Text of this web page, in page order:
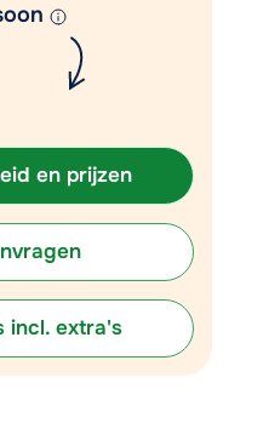
en prijzen
incl. extra's